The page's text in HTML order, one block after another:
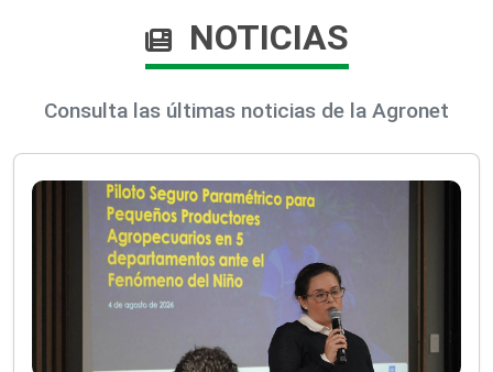
NOTICIAS
Consulta las últimas noticias de la Agronet